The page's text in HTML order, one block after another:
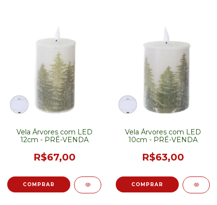
Vela Árvores com LED
12cm - PRÉ-VENDA
R$67,00
Vela Árvores com LED
10cm - PRÉ-VENDA
R$63,00